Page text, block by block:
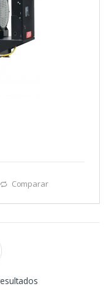
Comparar
Ordenado